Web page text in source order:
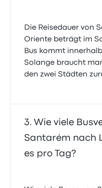
Die Reisedauer von
Oriente beträgt im
Bus kommt
Solange braucht
den zwei Städten
Wie viele
Santarém nach
es pro Tag?